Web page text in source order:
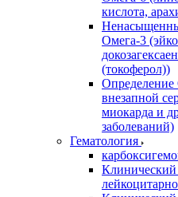
кислота,
Омега-3
(токоферол))
Определение
внезапной
миокарда и
заболеваний)
Гематология
Клинический